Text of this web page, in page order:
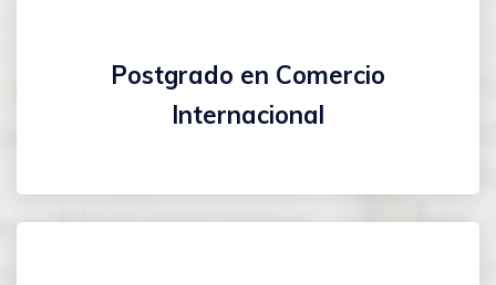
Postgrado en Comercio
Internacional